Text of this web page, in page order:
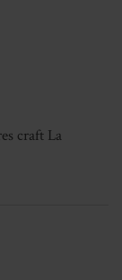
craft La